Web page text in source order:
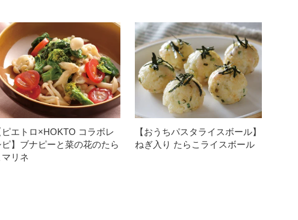
ピエトロ×HOKTO コラボレ
ピ】ブナピーと菜の花のたら
マリネ
【おうちパスタライスボール】
ねぎ入り たらこライスボール